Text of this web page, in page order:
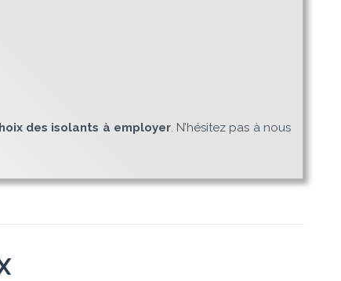
des isolants à employer. N’hésitez pas à nous